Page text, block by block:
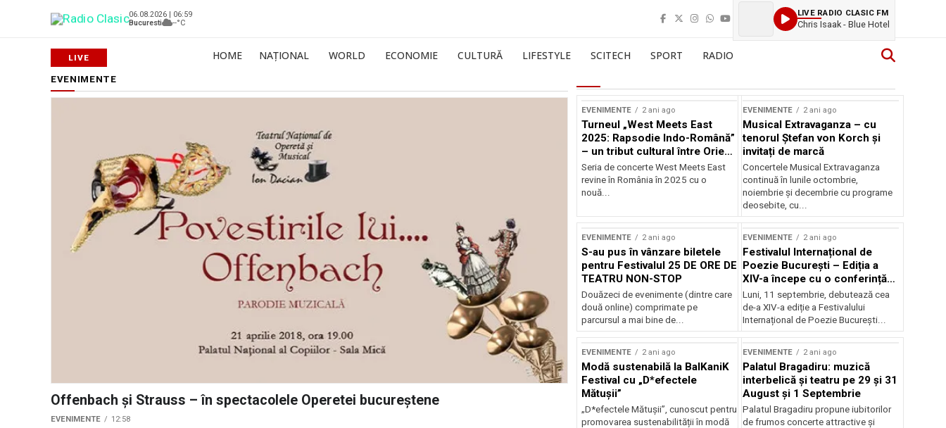
06.08.2026 | 06:59
Bucuresti
--°C
LIVE RADIO CLASIC FM
Chris Isaak - Blue Hotel
HOME NAȚIONAL WORLD ECONOMIE CULTURĂ LIFESTYLE SCITECH SPORT RADIO
EVENIMENTE
Offenbach și Strauss – în spectacolele Operetei bucureștene
EVENIMENTE 12:58
EVENIMENTE 2 ani ago
Turneul „West Meets East
2025: Rapsodie Indo-Română”
– un tribut cultural între Orient
și Occident
Seria de concerte West Meets East
revine în România în 2025 cu o
nouă...
EVENIMENTE 2 ani ago
Musical Extravaganza – cu
tenorul Ștefan von Korch și
invitați de marcă
Concertele Musical Extravaganza
continuă în lunile octombrie,
noiembrie şi decembrie cu programe
deosebite, cu...
EVENIMENTE 2 ani ago
S-au pus în vânzare biletele
pentru Festivalul 25 DE ORE DE
TEATRU NON-STOP
Douăzeci de evenimente (dintre care
două online) comprimate pe
parcursul a mai bine de...
EVENIMENTE 2 ani ago
Festivalul Internațional de
Poezie București – Ediția a
XIV-a începe cu o conferință
despre limba română
susținută de Marco Lucchesi
Luni, 11 septembrie, debutează cea
de-a XIV-a ediție a Festivalului
Internațional de Poezie București...
EVENIMENTE 2 ani ago
Modă sustenabilă la BalKaniK
Festival cu „D*efectele
Mătușii”
„D*efectele Mătușii”, cunoscut pentru
promovarea sustenabilității în modă
EVENIMENTE 2 ani ago
Palatul Bragadiru: muzică
interbelică şi teatru pe 29 şi 31
August şi 1 Septembrie
Palatul Bragadiru propune iubitorilor
de frumos concerte attractive şi